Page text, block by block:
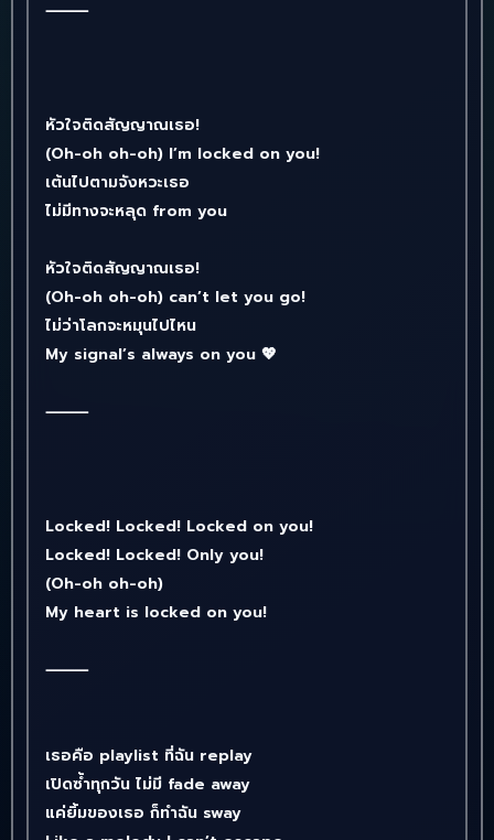
⸻
หัวใจติดสัญญาณเธอ!
(Oh-oh oh-oh) I’m locked on you!
เต้นไปตามจังหวะเธอ
ไม่มีทางจะหลุด from you
หัวใจติดสัญญาณเธอ!
(Oh-oh oh-oh) can’t let you go!
ไม่ว่าโลกจะหมุนไปไหน
My signal’s always on you 💖
⸻
Locked! Locked! Locked on you!
Locked! Locked! Only you!
(Oh-oh oh-oh)
My heart is locked on you!
⸻
เธอคือ playlist ที่ฉัน replay
เปิดซ้ำทุกวัน ไม่มี fade away
แค่ยิ้มของเธอ ก็ทำฉัน sway